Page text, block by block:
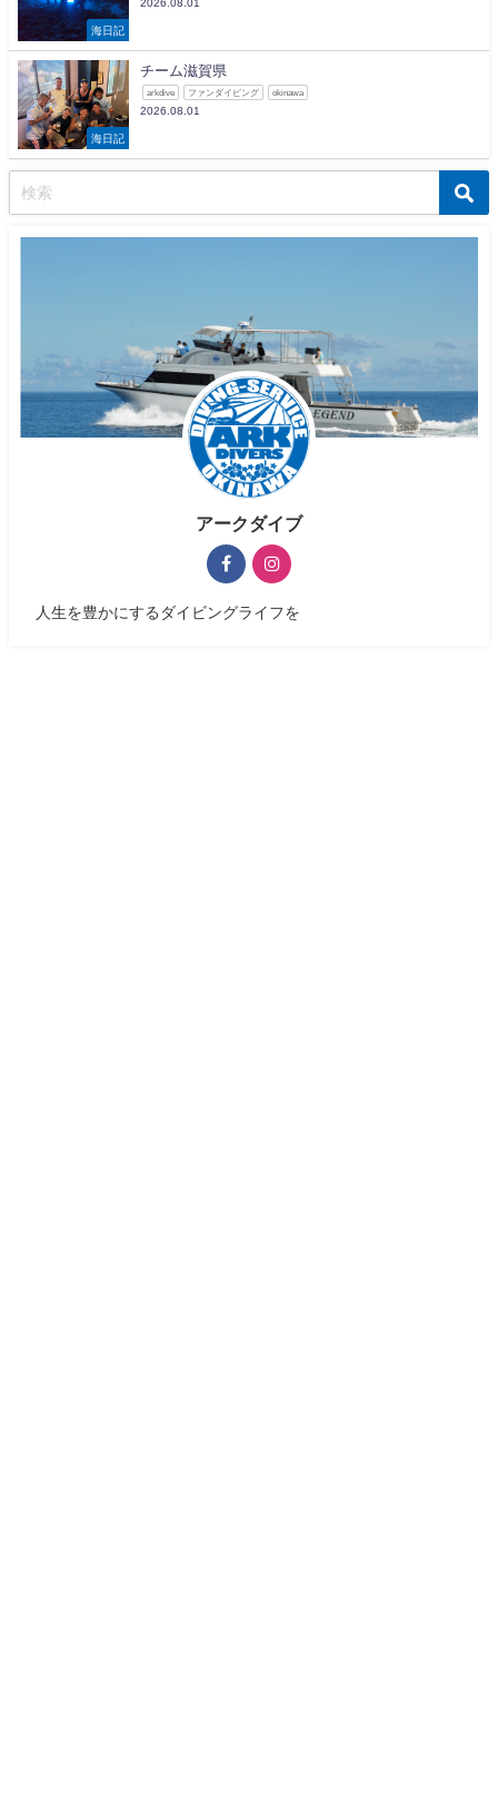
海日記
2026.08.01
海日記
チーム滋賀県
arkdive ファンダイビング okinawa
2026.08.01
アークダイブ
人生を豊かにするダイビングライフを